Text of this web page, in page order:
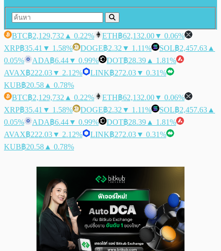
BTC฿2,129,732 ▲ 0.22% ETH฿62,132.00▼ 0.06%
XRP฿35.41 ▼ 1.58% DOGE฿2.32 ▼ 1.11% SOL฿2,457.63 ▲
0.05%
ADA฿6.44▼ 0.99% DOT฿28.39 ▲ 1.81%
AVAX฿222.03▼ 2.12% LINK฿272.03▼ 0.31%
KUB฿20.58 ▲ 0.78%
BTC฿2,129,732 ▲ 0.22% ETH฿62,132.00▼ 0.06%
XRP฿35.41 ▼ 1.58% DOGE฿2.32 ▼ 1.11% SOL฿2,457.63 ▲
0.05%
ADA฿6.44▼ 0.99% DOT฿28.39 ▲ 1.81%
AVAX฿222.03▼ 2.12% LINK฿272.03▼ 0.31%
KUB฿20.58 ▲ 0.78%